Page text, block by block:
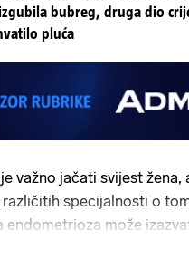
bubreg, druga dio
pluća
važno jačati svijest žena,
specijalnosti o
endometrioza može